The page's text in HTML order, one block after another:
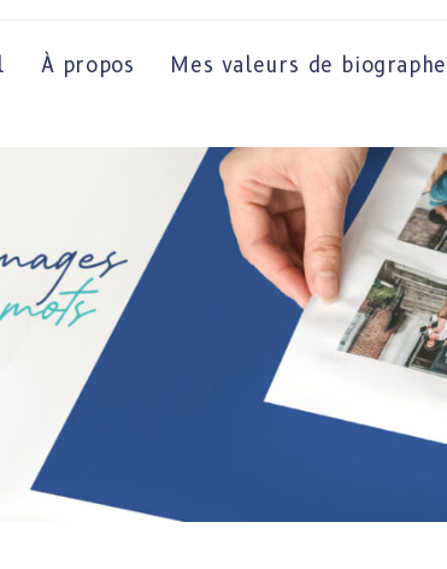
À propos Mes valeurs de biographe